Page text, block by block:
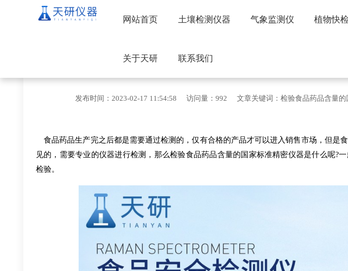
网站首页 土壤检测仪器 气象监测仪 植物快
关于天研 联系我们
发布时间：2023-02-17 11:54:58 访问量：992 文章关键词：检验食品药品含量的
食品药品生产完之后都是需要通过检测的，仅有合格的产品才可以进入销售市场，但是
见的，需要专业的仪器进行检测，那么检验食品药品含量的国家标准精密仪器是什么呢?
检验。